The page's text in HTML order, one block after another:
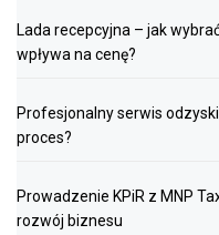
Lada recepcyjna – jak
wpływa na cenę?
Profesjonalny serwis
proces?
Prowadzenie KPiR z MNP
rozwój biznesu